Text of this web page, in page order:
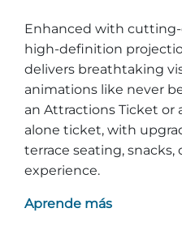
Enhanced with
high-definition
delivers breathtaking
animations like never
an Attractions Ticket or
alone ticket, with
terrace seating, snacks,
experience.
Aprende más